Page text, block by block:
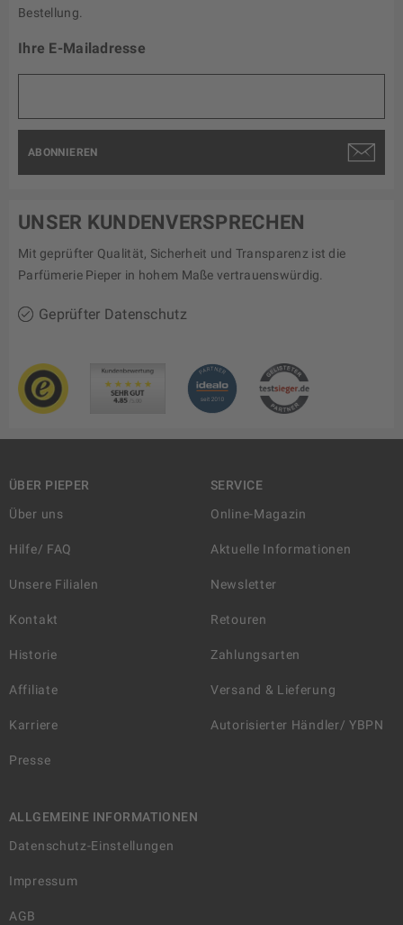
Bestellung.
Ihre E-Mailadresse
ABONNIEREN
UNSER KUNDENVERSPRECHEN
Mit geprüfter Qualität, Sicherheit und Transparenz ist die
Parfümerie Pieper in hohem Maße vertrauenswürdig.
Geprüfter Datenschutz
ÜBER PIEPER
Über uns
Hilfe/ FAQ
Unsere Filialen
Kontakt
Historie
Affiliate
Karriere
Presse
SERVICE
Online-Magazin
Aktuelle Informationen
Newsletter
Retouren
Zahlungsarten
Versand & Lieferung
Autorisierter Händler/ YBPN
ALLGEMEINE INFORMATIONEN
Datenschutz-Einstellungen
Impressum
AGB